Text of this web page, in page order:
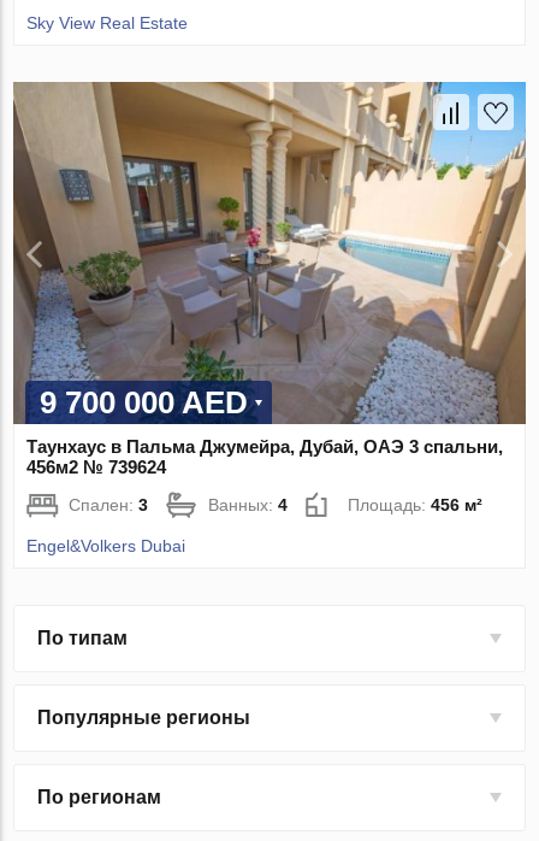
Sky View Real Estate
9 700 000 AED
Таунхаус в Пальма Джумейра, Дубай, ОАЭ 3 спальни,
456м2 № 739624
Спален:3 Ванных:4 Площадь:456 м²
Engel&Volkers Dubai
По типам
Популярные регионы
По регионам